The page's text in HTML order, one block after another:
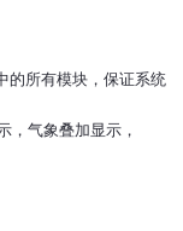
的所有模块，保证系统
，气象叠加显示，